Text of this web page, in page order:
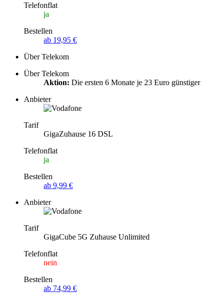
Telefonflat
ja
Bestellen
ab 19,95 €
Über Telekom
Über Telekom
Aktion: Die ersten 6 Monate je 23 Euro günstiger
Anbieter
Tarif
GigaZuhause 16 DSL
Telefonflat
ja
Bestellen
ab 9,99 €
Anbieter
Tarif
GigaCube 5G Zuhause Unlimited
Telefonflat
nein
Bestellen
ab 74,99 €